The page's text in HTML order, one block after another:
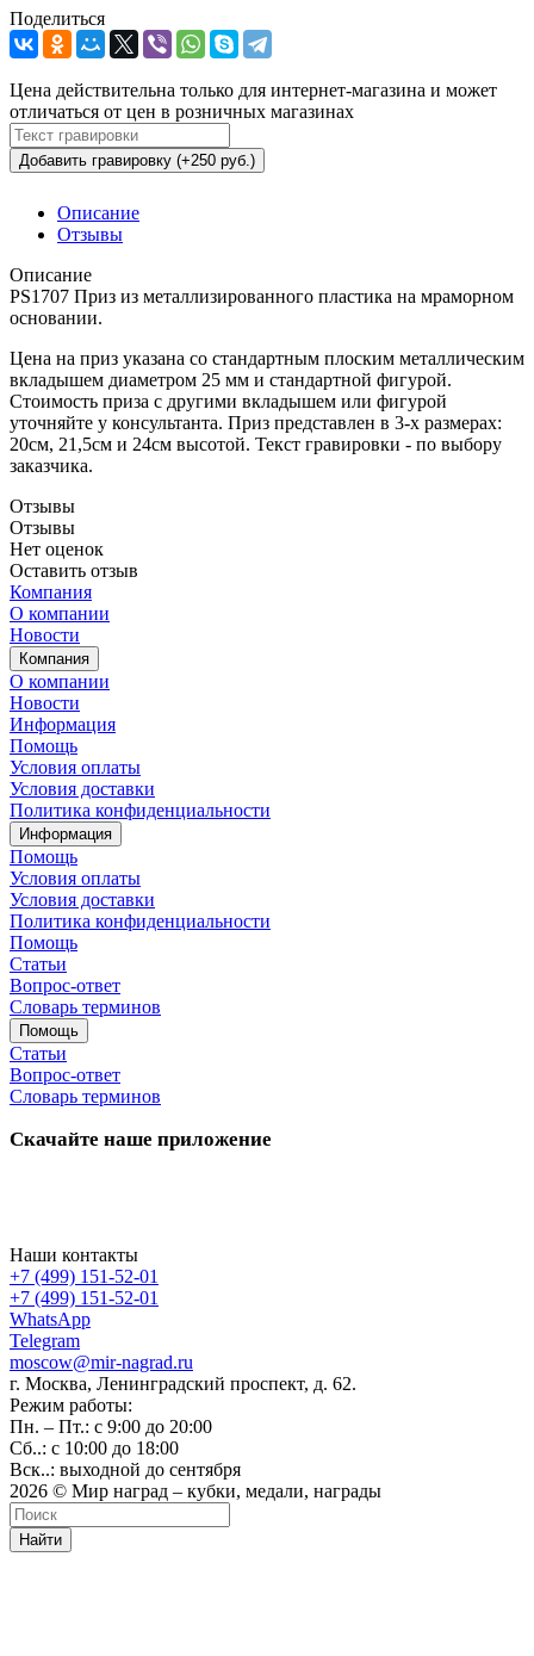
Поделиться
Цена действительна только для интернет-магазина и может
отличаться от цен в розничных магазинах
Добавить гравировку (+250 руб.)
Описание
Отзывы
Описание
PS1707 Приз из металлизированного пластика на мраморном
основании.
Цена на приз указана со стандартным плоским металлическим
вкладышем диаметром 25 мм и стандартной фигурой.
Стоимость приза с другими вкладышем или фигурой
уточняйте у консультанта. Приз представлен в 3-х размерах:
20см, 21,5см и 24см высотой. Текст гравировки - по выбору
заказчика.
Отзывы
Отзывы
Нет оценок
Оставить отзыв
Компания
О компании
Новости
Компания
О компании
Новости
Информация
Помощь
Условия оплаты
Условия доставки
Политика конфиденциальности
Информация
Помощь
Условия оплаты
Условия доставки
Политика конфиденциальности
Помощь
Статьи
Вопрос-ответ
Словарь терминов
Помощь
Статьи
Вопрос-ответ
Словарь терминов
Скачайте наше приложение
Наши контакты
+7 (499) 151-52-01
+7 (499) 151-52-01
WhatsApp
Telegram
moscow@mir-nagrad.ru
г. Москва, Ленинградский проспект, д. 62.
Режим работы:
Пн. – Пт.: с 9:00 до 20:00
Сб..: с 10:00 до 18:00
Вск..: выходной до сентября
2026 © Мир наград – кубки, медали, награды
Найти